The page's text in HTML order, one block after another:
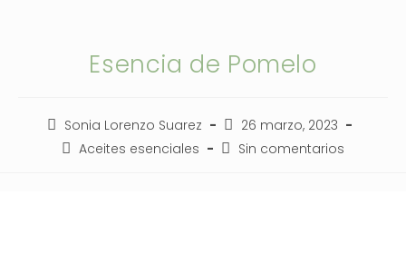
Esencia de Pomelo
Sonia Lorenzo Suarez
26 marzo, 2023
Aceites esenciales
Sin comentarios